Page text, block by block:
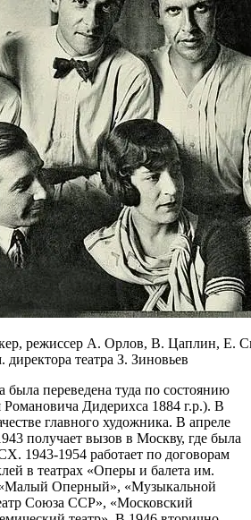
режиссер А. Орлов, В. Цаплин, Е.
театра З. Зиновьев
переведена туда по состоянию
Дидерихса 1884 г.р.). В
главного художника. В апреле
получает вызов в Москву, где была
1943-1954 работает по договорам
в театрах «Оперы и балета им.
Оперный», «Музыкальной
Союза ССР», «Московский